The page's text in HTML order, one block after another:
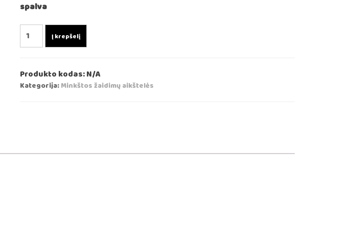
spalva
produkto
kiekis:
žaidimų
rinkinys
kamuoliukų
Į krepšelį
Produkto kodas:N/A
Kategorija:Minkštos žaidimų aikštelės